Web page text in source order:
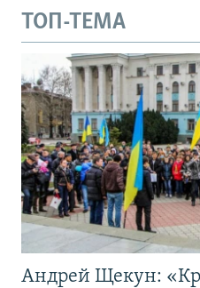
ТОП-ТЕМА
Андрей Щекун: